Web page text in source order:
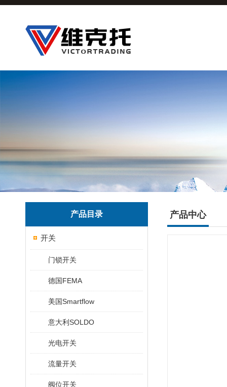
产品目录
开关
门锁开关
德国FEMA
美国Smartflow
意大利SOLDO
光电开关
流量开关
阀位开关
产品中心